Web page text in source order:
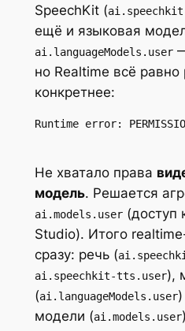
SpeechKit (
ещё и языковая
ai.languageModels.user—
но Realtime всё равно
конкретнее:
Runtime error:
Не хватало права
модель. Решается
ai.models.user(доступ
Studio). Итого
сразу: речь (
ai.speechkit-tts.user),
(ai.languageModels.user)
модели (ai.models.user